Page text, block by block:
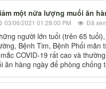
một nửa lượng muối ăn
03/06/2021 01:28:00 PM Đã
người lớn tuổi (trên 65
Bệnh Tim, Bệnh Phổi mãn
COVID-19 rất cao và
ăn hàng ngày để phòng chống